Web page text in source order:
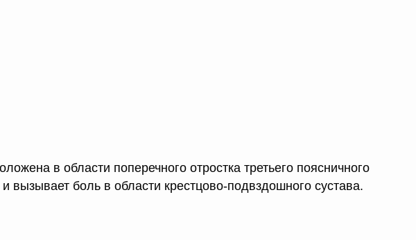
в области поперечного отростка третьего поясничного
и вызывает боль в области крестцово-подвздошного сустава.